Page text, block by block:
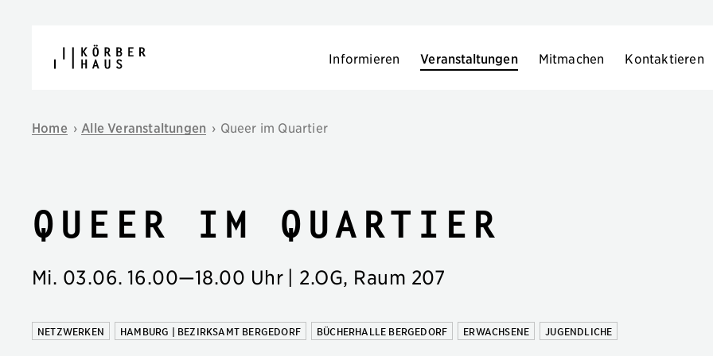
Informieren Veranstaltungen Mitmachen Kontaktieren
Home › Alle Veranstaltungen › Queer im Quartier
Queer im Quartier
Mi. 03.06. 16.00—18.00 Uhr | 2.OG, Raum 207
NETZWERKEN HAMBURG | BEZIRKSAMT BERGEDORF BÜCHERHALLE BERGEDORF ERWACHSENE JUGENDLICHE